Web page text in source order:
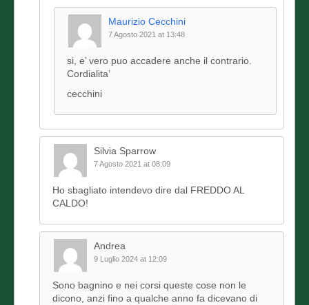
Maurizio Cecchini
7 Agosto 2021 at 13:48
si, e’ vero puo accadere anche il contrario.
Cordialita’
cecchini
Silvia Sparrow
7 Agosto 2021 at 08:09
Ho sbagliato intendevo dire dal FREDDO AL
CALDO!
Andrea
9 Luglio 2024 at 12:09
Sono bagnino e nei corsi queste cose non le
dicono, anzi fino a qualche anno fa dicevano di